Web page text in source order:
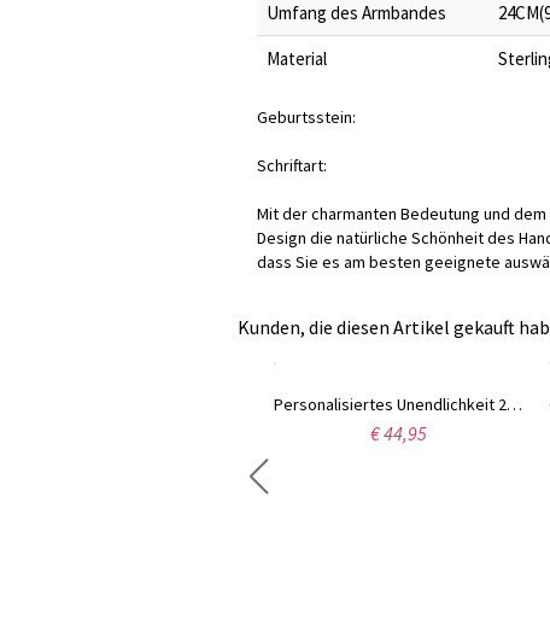
Umfang des Armbandes
Material
Geburtsstein:
Schriftart:
Mit der charmanten Bedeutung und
Design die natürliche Schönheit des
dass Sie es am besten geeignete
Kunden, die diesen Artikel gekauft
Personalisiertes Unendlichkeit 2 Namen Cord Armband Sterling Silber
€ 44,95